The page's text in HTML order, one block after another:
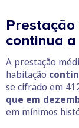
continua
A prestação
habitação
se cifrado em
que em
em mínimos